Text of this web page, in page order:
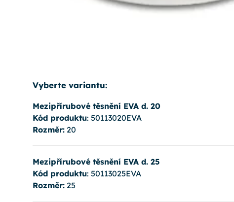
Vyberte variantu:
Mezipřírubové těsnění EVA d. 20
Kód produktu: 50113020EVA
Rozměr:20
Mezipřírubové těsnění EVA d. 25
Kód produktu: 50113025EVA
Rozměr:25